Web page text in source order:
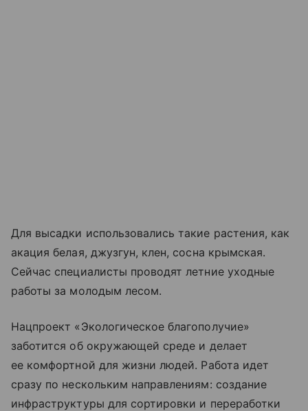
Для высадки использовались такие растения, как
акация белая, джузгун, клен, сосна крымская.
Сейчас специалисты проводят летние уходные
работы за молодым лесом.
Нацпроект «Экологическое благополучие»
заботится об окружающей среде и делает
ее комфортной для жизни людей. Работа идет
сразу по нескольким направлениям: создание
инфраструктуры для сортировки и переработки